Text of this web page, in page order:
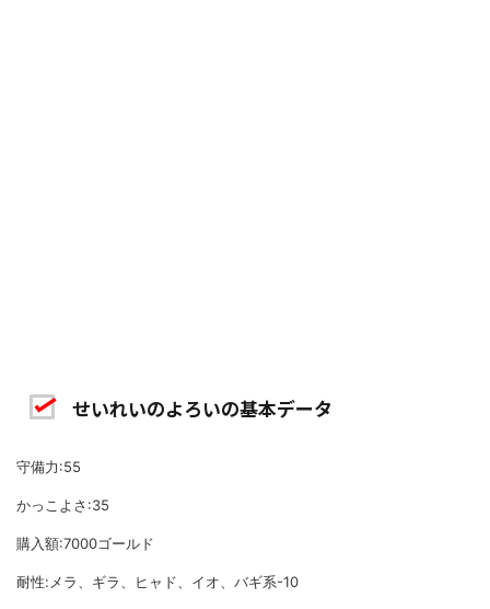
せいれいのよろいの基本データ
守備力:55
かっこよさ:35
購入額:7000ゴールド
耐性:メラ、ギラ、ヒャド、イオ、バギ系-10